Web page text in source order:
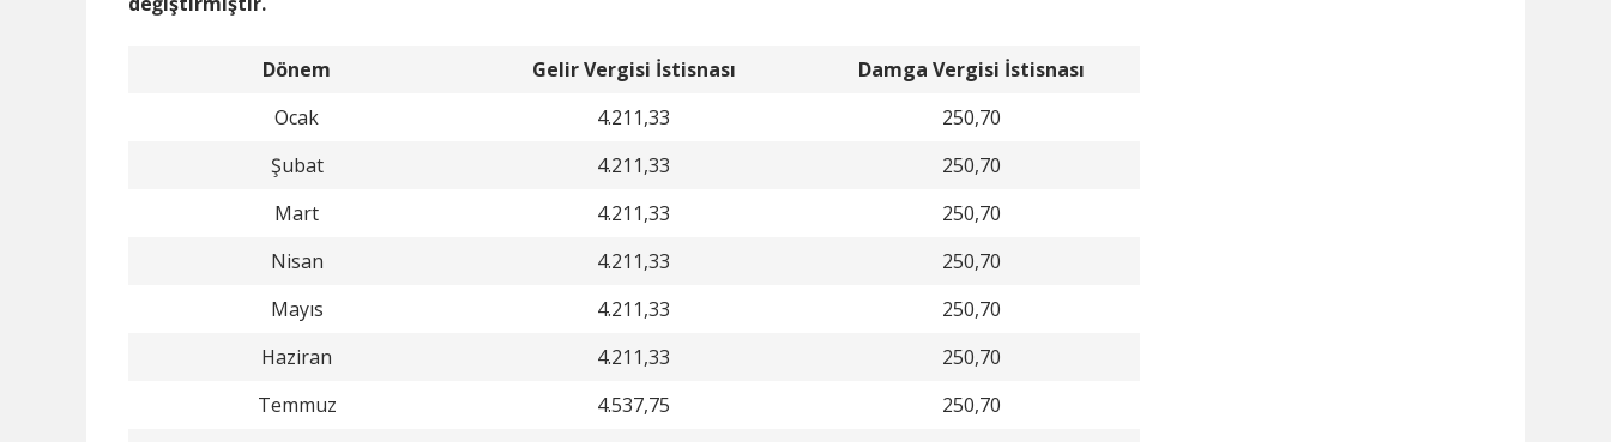
Dönem Gelir Vergisi İstisnası
Damga Vergisi İstisnası
Ocak
4.211,33
250,70
Şubat
4.211,33
250,70
Mart
4.211,33
250,70
Nisan
4.211,33
250,70
Mayıs
4.211,33
250,70
Haziran
4.211,33
250,70
Temmuz
4.537,75
250,70